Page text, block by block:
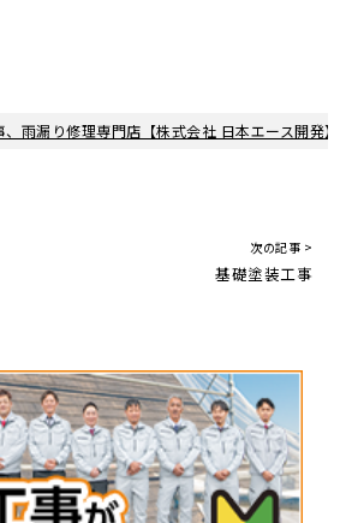
雨漏り修理専門店【株式会社 日本エース開発】
次の記事 >
基礎塗装工事